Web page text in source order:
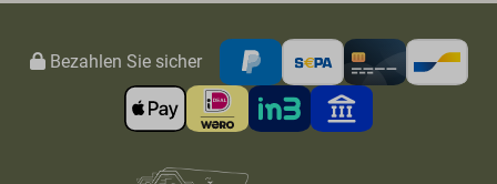
Bezahlen Sie sicher